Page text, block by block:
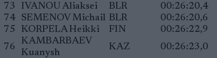
73
IVANOU Aliaksei BLR
00:26:20,4
74
SEMENOV Michail BLR
00:26:20,6
75
KORPELA Heikki FIN
00:26:22,9
76
KAMBARBAEV
Kuanysh
KAZ
00:26:23,0